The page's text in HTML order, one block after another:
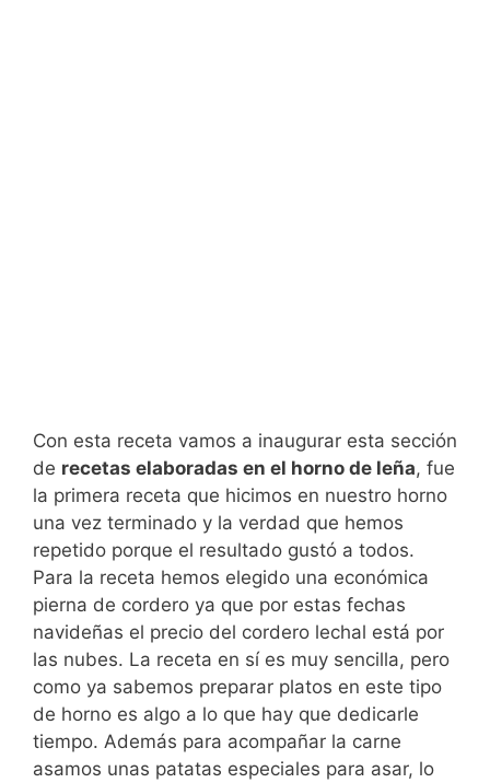
Con esta receta vamos a inaugurar esta sección
de recetas elaboradas en el horno de leña, fue
la primera receta que hicimos en nuestro horno
una vez terminado y la verdad que hemos
repetido porque el resultado gustó a todos.
Para la receta hemos elegido una económica
pierna de cordero ya que por estas fechas
navideñas el precio del cordero lechal está por
las nubes. La receta en sí es muy sencilla, pero
como ya sabemos preparar platos en este tipo
de horno es algo a lo que hay que dedicarle
tiempo. Además para acompañar la carne
asamos unas patatas especiales para asar, lo